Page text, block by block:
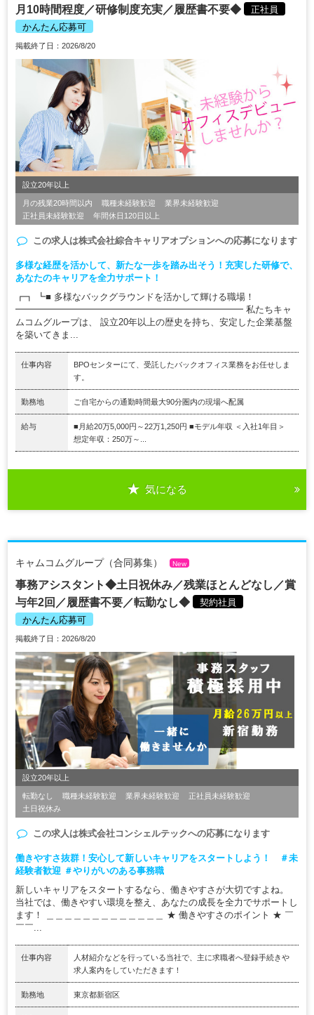
月10時間程度／研修制度充実／履歴書不要◆
正社員
かんたん応募可
掲載終了日：2026/8/20
設立20年以上
月の残業20時間以内 職種未経験歓迎
業界未経験歓迎
正社員未経験歓迎
年間休日120日以上
この求人は株式会社綜合キャリアオプションへの応募になります
多様な経歴を活かして、新たな一歩を踏み出そう！充実した研修で、
あなたのキャリアを全力サポート！
┏┓ ┗■ 多様なバックグラウンドを活かして輝ける職場！
━━━━━━━━━━━━━━━━━━━━━━━━━ 私たちキャ
ムコムグループは、 設立20年以上の歴史を持ち、安定した企業基盤
を築いてきま...
仕事内容
BPOセンターにて、受託したバックオフィス業務をお任せしま
す。
勤務地 ご自宅からの通勤時間最大90分圏内の現場へ配属
給与
■月給20万5,000円～22万1,250円 ■モデル年収 ＜入社1年目＞
想定年収：250万～...
気になる
キャムコムグループ（合同募集） New
事務アシスタント◆土日祝休み／残業ほとんどなし／賞
与年2回／履歴書不要／転勤なし◆
契約社員
かんたん応募可
掲載終了日：2026/8/20
設立20年以上
転勤なし 職種未経験歓迎 業界未経験歓迎
正社員未経験歓迎
土日祝休み
この求人は株式会社コンシェルテックへの応募になります
働きやすさ抜群！安心して新しいキャリアをスタートしよう！ ＃未
経験者歓迎 ＃やりがいのある事務職
新しいキャリアをスタートするなら、働きやすさが大切ですよね。
当社では、働きやすい環境を整え、あなたの成長を全力でサポートし
ます！ ＿＿＿＿＿＿＿＿＿＿＿＿＿ ★ 働きやすさのポイント ★ ￣
￣￣...
仕事内容
人材紹介などを行っている当社で、主に求職者へ登録手続きや
求人案内をしていただきます！
勤務地 東京都新宿区